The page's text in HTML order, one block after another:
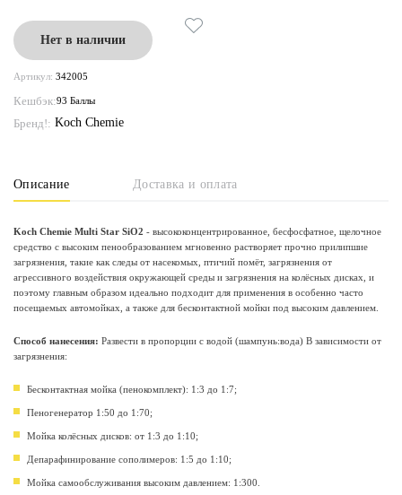
Нет в наличии
Артикул: 342005
Кешбэк:93 Баллы
Бренд!: Koch Chemie
Описание Доставка и оплата
Koch Chemie Multi Star SiO2 - высококонцентрированное, бесфосфатное, щелочное
средство с высоким пенообразованием мгновенно растворяет прочно прилипшие
загрязнения, такие как следы от насекомых, птичий помёт, загрязнения от
агрессивного воздействия окружающей среды и загрязнения на колёсных дисках, и
поэтому главным образом идеально подходит для применения в особенно часто
посещаемых автомойках, а также для бесконтактной мойки под высоким давлением.
Способ нанесения: Развести в пропорции с водой (шампунь:вода) В зависимости от
загрязнения:
Бесконтактная мойка (пенокомплект): 1:3 до 1:7;
Пеногенератор 1:50 до 1:70;
Мойка колёсных дисков: от 1:3 до 1:10;
Депарафинирование сополимеров: 1:5 до 1:10;
Мойка самообслуживания высоким давлением: 1:300.